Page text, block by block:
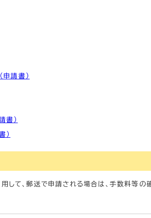
申請書）
書）
）
して、郵送で申請される場合は、手数料等の